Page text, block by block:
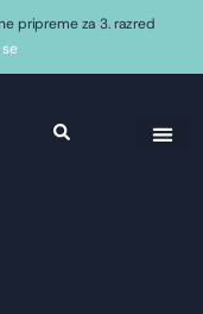
pripreme za 3. razred
se